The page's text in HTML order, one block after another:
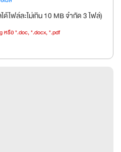
ไฟล์ละไม่เกิน 10 MB จำกัด 3 ไฟล์)
หรือ *.doc, *.docx, *.pdf